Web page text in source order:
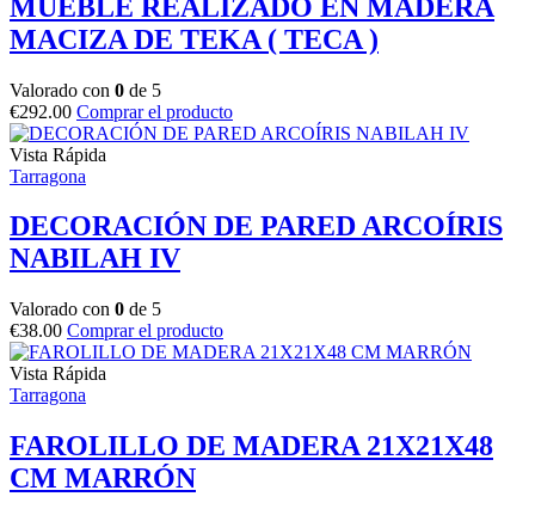
MUEBLE REALIZADO EN MADERA
MACIZA DE TEKA ( TECA )
Valorado con 0 de 5
€292.00 Comprar el producto
Vista Rápida
Tarragona
DECORACIÓN DE PARED ARCOÍRIS
NABILAH IV
Valorado con 0 de 5
€38.00 Comprar el producto
Vista Rápida
Tarragona
FAROLILLO DE MADERA 21X21X48
CM MARRÓN